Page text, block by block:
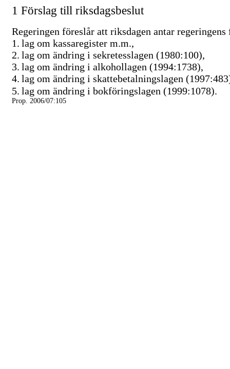
1 Förslag till riksdagsbeslut
Regeringen föreslår att riksdagen antar
1. lag om kassaregister m.m.,
2. lag om ändring i sekretesslagen (1980:100),
3. lag om ändring i alkohollagen (1994:1738),
4. lag om ändring i skattebetalningslagen
5. lag om ändring i bokföringslagen (1999:1078).
Prop. 2006/07:105